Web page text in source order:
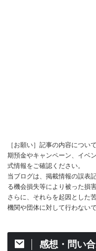
［お願い］記事の内容につい
期預金やキャンペーン、イベ
式情報をご確認ください。
当ブログは、掲載情報の誤表
る機会損失等により被った損
さらに、それらを起因とした
機関や団体に対して行わないで
感想・問い